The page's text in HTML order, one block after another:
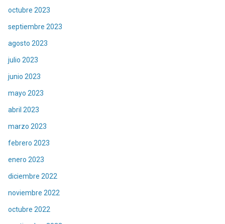
octubre 2023
septiembre 2023
agosto 2023
julio 2023
junio 2023
mayo 2023
abril 2023
marzo 2023
febrero 2023
enero 2023
diciembre 2022
noviembre 2022
octubre 2022